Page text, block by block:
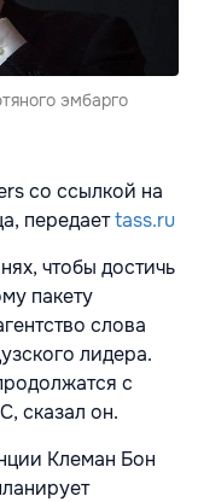
эмбарго
со ссылкой на
передаетtass.ru
чтобы достичь
пакету
слова
лидера.
с
сказал он.
Клеман Бон